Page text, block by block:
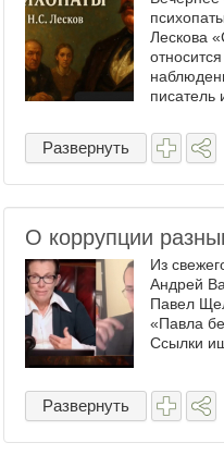
Лескова
писатель
России.
Развернуть
О коррупции
Из
Андрей
Павел
«Павла
Ссылки
Развернуть